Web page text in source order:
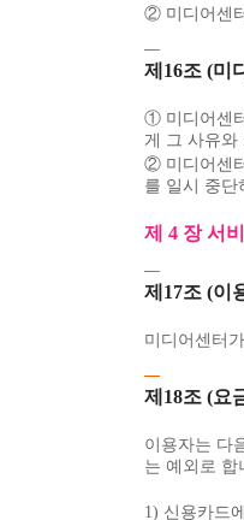
② 미디어센
제16조 (미
① 미디어센
게 그 사유와
② 미디어센
를 일시 중단
제 4 장 서
제17조 (이
미디어센터
제18조 (요
이용자는 다
는 예외로 합
1) 신용카드